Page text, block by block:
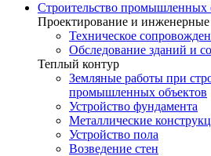
Строительство промышленных
Проектирование и
Техническое
Обследование зданий и
Теплый контур
Земляные работы при
промышленных объектов
Устройство фундамента
Металлические
Устройство пола
Возведение стен